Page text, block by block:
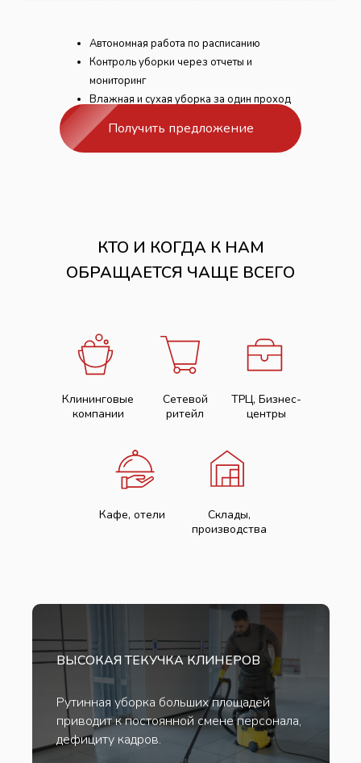
Автономная работа по расписанию
Контроль уборки через отчеты и
мониторинг
Влажная и сухая уборка за один проход
Получить предложение
Склады,
производства
Кафе, отели
ТРЦ, Бизнес-
центры
Сетевой
ритейл
Клининговые
компании
КТО И КОГДА К НАМ
ОБРАЩАЕТСЯ ЧАЩЕ ВСЕГО
ВЫСОКАЯ ТЕКУЧКА КЛИНЕРОВ
Рутинная уборка больших площадей
приводит к постоянной смене персонала,
дефициту кадров.